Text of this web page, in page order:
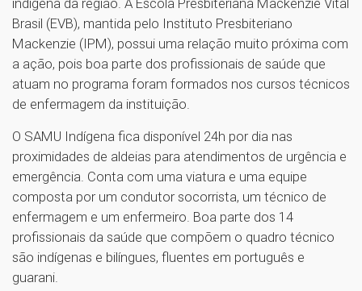
Brasil (EVB), mantida pelo Instituto Presbiteriano
Mackenzie (IPM), possui uma relação muito próxima com
a ação, pois boa parte dos profissionais de saúde que
atuam no programa foram formados nos cursos técnicos
de enfermagem da instituição.
O SAMU Indígena fica disponível 24h por dia nas
proximidades de aldeias para atendimentos de urgência e
emergência. Conta com uma viatura e uma equipe
composta por um condutor socorrista, um técnico de
enfermagem e um enfermeiro. Boa parte dos 14
profissionais da saúde que compõem o quadro técnico
são indígenas e bilíngues, fluentes em português e
guarani.